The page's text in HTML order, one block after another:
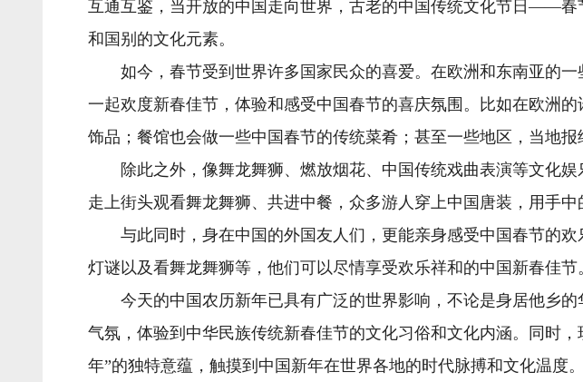
互通互鉴，当开放的中国走向世界，古老的中国传统文化节日——
和国别的文化元素。
如今，春节受到世界许多国家民众的喜爱。在欧洲和东南亚的一
一起欢度新春佳节，体验和感受中国春节的喜庆氛围。比如在欧洲
饰品；餐馆也会做一些中国春节的传统菜肴；甚至一些地区，当地
除此之外，像舞龙舞狮、燃放烟花、中国传统戏曲表演等文化娱
走上街头观看舞龙舞狮、共进中餐，众多游人穿上中国唐装，用手
与此同时，身在中国的外国友人们，更能亲身感受中国春节的欢
灯谜以及看舞龙舞狮等，他们可以尽情享受欢乐祥和的中国新春佳节
今天的中国农历新年已具有广泛的世界影响，不论是身居他乡的
气氛，体验到中华民族传统新春佳节的文化习俗和文化内涵。同时
年”的独特意蕴，触摸到中国新年在世界各地的时代脉搏和文化温度。